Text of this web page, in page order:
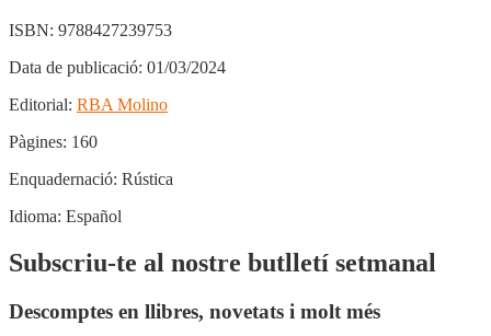
ISBN: 9788427239753
Data de publicació: 01/03/2024
Editorial: RBA Molino
Pàgines: 160
Enquadernació: Rústica
Idioma: Español
Subscriu-te al nostre butlletí setmanal
Descomptes en llibres, novetats i molt més